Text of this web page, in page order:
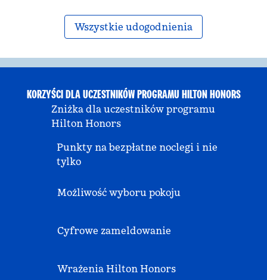
Wszystkie udogodnienia
KORZYŚCI DLA UCZESTNIKÓW PROGRAMU HILTON HONORS
Zniżka dla uczestników programu
Hilton Honors
Punkty na bezpłatne noclegi i nie
tylko
Możliwość wyboru pokoju
Cyfrowe zameldowanie
Wrażenia Hilton Honors